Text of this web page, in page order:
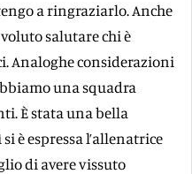
a ringraziarlo. Anche
salutare chi è
Analoghe considerazioni
una squadra
È stata una bella
è espressa l’allenatrice
di avere vissuto